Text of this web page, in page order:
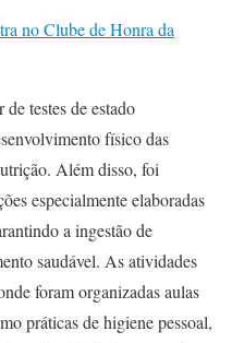
no Clube de Honra da
de testes de estado
físico das
Além disso, foi
especialmente elaboradas
a ingestão de
saudável. As atividades
foram organizadas aulas
práticas de higiene pessoal,